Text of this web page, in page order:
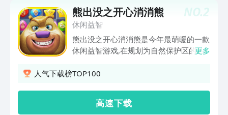
NO.2
熊出没之开心消消熊
休闲益智
熊出没之开心消消熊是今年最萌暖的一款
休闲益智游戏,在规划为自然保护区的丛
历五大章节，挑战数十个关卡。游戏上手
像或两颗特殊头像排成一线，就可以消除
头像，获得分数。联网或单机，都能轻松
更多
人气下载榜TOP100
高 速 下 载